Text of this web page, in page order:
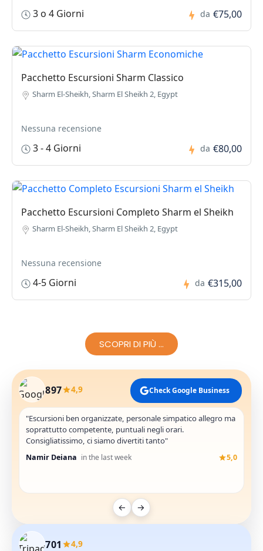
3 o 4 Giorni da €75,00
Pacchetto Escursioni Sharm Classico
Sharm El-Sheikh, Sharm El Sheikh 2, Egypt
Nessuna recensione
3 - 4 Giorni da €80,00
Pacchetto Escursioni Completo Sharm el Sheikh
Sharm El-Sheikh, Sharm El Sheikh 2, Egypt
Nessuna recensione
4-5 Giorni da €315,00
SCOPRI DI PIÙ ...
897 4,9
"Escursioni ben organizzate, personale simpatico allegro ma
soprattutto competente, puntuali negli orari.
Consigliatissimo, ci siamo divertiti tanto"
Namir Deiana in the last week 5,0
← →
Check Google Business
701 4,9